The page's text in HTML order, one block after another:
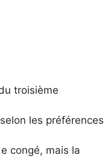
troisième
les préférences
congé, mais la